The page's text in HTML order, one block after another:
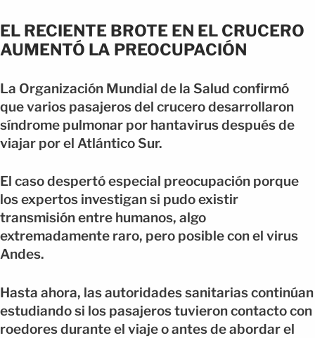
EL RECIENTE BROTE EN EL CRUCERO
AUMENTÓ LA PREOCUPACIÓN
La Organización Mundial de la Salud confirmó
que varios pasajeros del crucero desarrollaron
síndrome pulmonar por hantavirus después de
viajar por el Atlántico Sur.
El caso despertó especial preocupación porque
los expertos investigan si pudo existir
transmisión entre humanos, algo
extremadamente raro, pero posible con el virus
Andes.
Hasta ahora, las autoridades sanitarias continúan
estudiando si los pasajeros tuvieron contacto con
roedores durante el viaje o antes de abordar el